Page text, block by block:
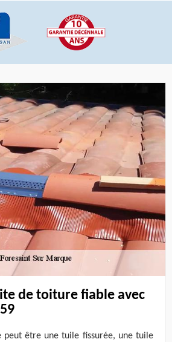
de toiture fiable avec
peut être une tuile fissurée, une tuile